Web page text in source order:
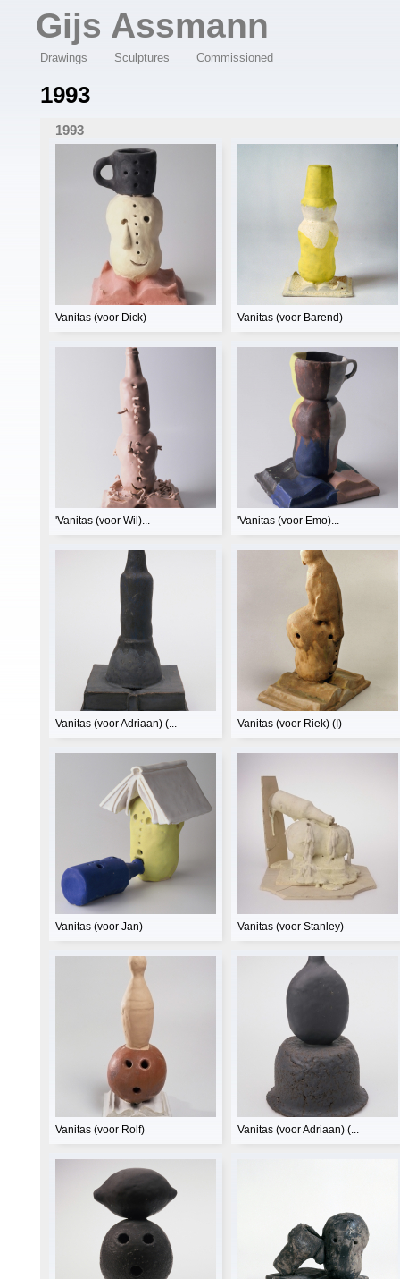
Gijs Assmann
Drawings Sculptures Commissioned
1993
1993
Vanitas (voor Dick) Vanitas (voor Barend)
'Vanitas (voor Wil)... 'Vanitas (voor Emo)...
Vanitas (voor Adriaan) (... Vanitas (voor Riek) (I)
Vanitas (voor Jan) Vanitas (voor Stanley)
Vanitas (voor Rolf) Vanitas (voor Adriaan) (...